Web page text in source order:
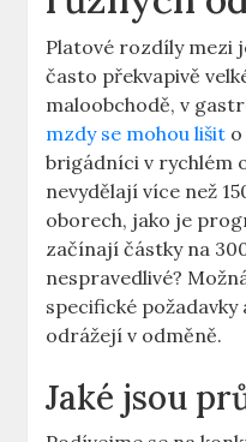
Platové rozdíly mezi
často překvapivě
maloobchodě, v
mzdy se mohou lišit
brigádníci v rychlém
nevydělají více než
oborech, jako je
začínají částky na
nespravedlivé?
specifické
odrážejí v odměně.
Jaké jsou